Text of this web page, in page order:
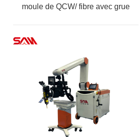
moule de QCW/ fibre avec grue